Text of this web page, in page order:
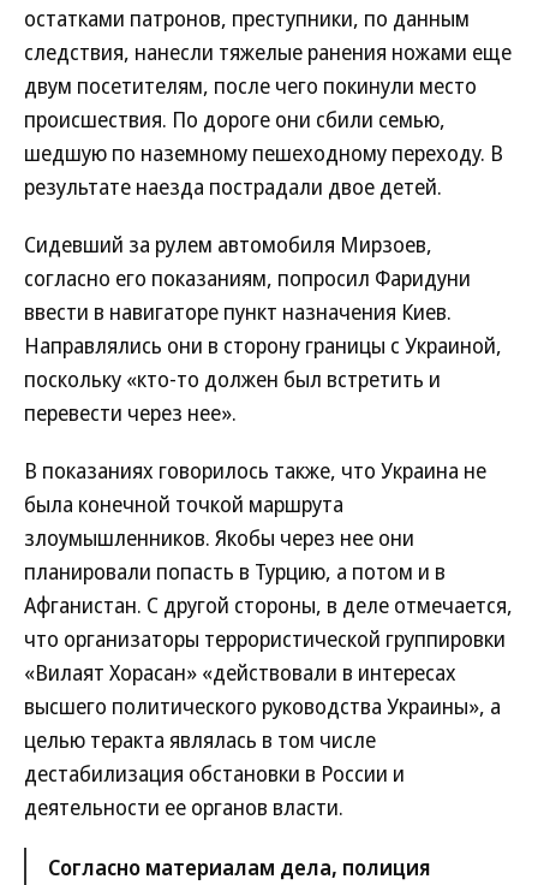
остатками патронов, преступники, по данным
следствия, нанесли тяжелые ранения ножами еще
двум посетителям, после чего покинули место
происшествия. По дороге они сбили семью,
шедшую по наземному пешеходному переходу. В
результате наезда пострадали двое детей.
Сидевший за рулем автомобиля Мирзоев,
согласно его показаниям, попросил Фаридуни
ввести в навигаторе пункт назначения Киев.
Направлялись они в сторону границы с Украиной,
поскольку «кто-то должен был встретить и
перевести через нее».
В показаниях говорилось также, что Украина не
была конечной точкой маршрута
злоумышленников. Якобы через нее они
планировали попасть в Турцию, а потом и в
Афганистан. С другой стороны, в деле отмечается,
что организаторы террористической группировки
«Вилаят Хорасан» «действовали в интересах
высшего политического руководства Украины», а
целью теракта являлась в том числе
дестабилизация обстановки в России и
деятельности ее органов власти.
Согласно материалам дела, полиция